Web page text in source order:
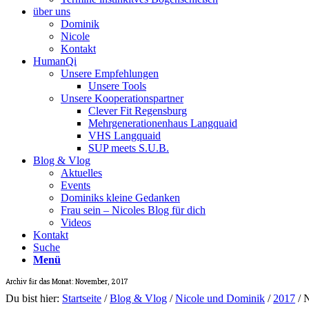
über uns
Dominik
Nicole
Kontakt
HumanQi
Unsere Empfehlungen
Unsere Tools
Unsere Kooperationspartner
Clever Fit Regensburg
Mehrgenerationenhaus Langquaid
VHS Langquaid
SUP meets S.U.B.
Blog & Vlog
Aktuelles
Events
Dominiks kleine Gedanken
Frau sein – Nicoles Blog für dich
Videos
Kontakt
Suche
Menü
Archiv für das Monat: November, 2017
Du bist hier: Startseite / Blog & Vlog / Nicole und Dominik / 2017 /